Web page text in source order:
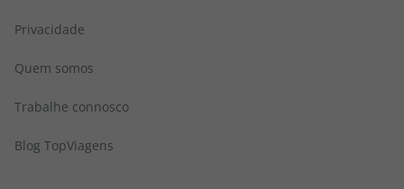
Privacidade
Quem somos
Trabalhe connosco
Blog TopViagens